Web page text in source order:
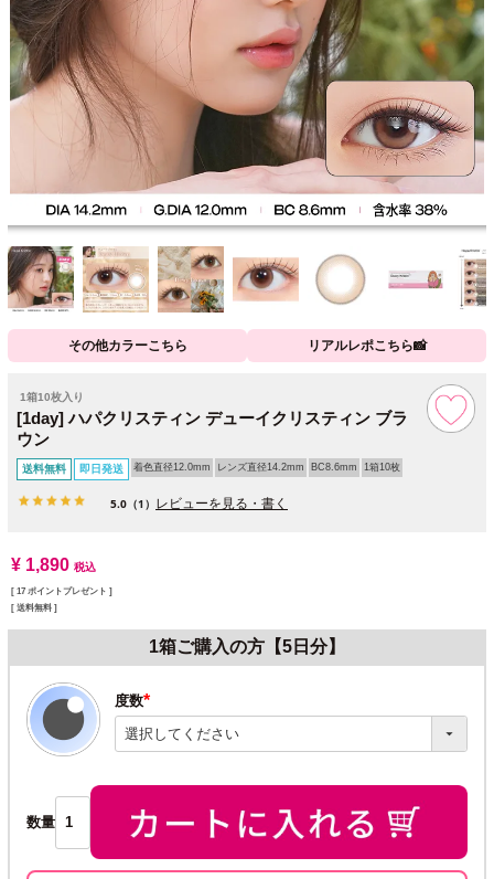
その他カラーこちら リアルレポこちら📸
1箱10枚入り
[1day] ハパクリスティン デューイクリスティン ブラ
ウン
送料無料 即日発送 着色直径12.0mm レンズ直径14.2mm BC8.6mm 1箱10枚
5.0 （1） レビューを見る・書く
¥ 1,890 税込
[ 17 ポイントプレゼント ]
送料無料
1箱ご購入の方【5日分】
度数
(必
須)
数量